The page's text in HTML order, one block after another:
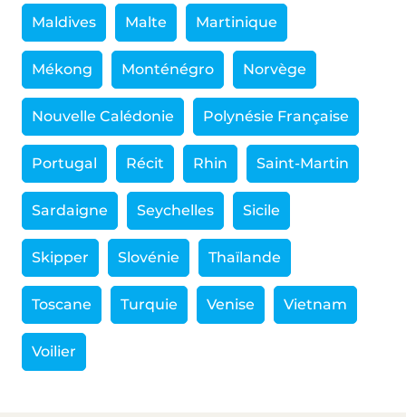
Maldives Malte Martinique
Mékong Monténégro Norvège
Nouvelle Calédonie Polynésie Française
Portugal Récit Rhin Saint-Martin
Sardaigne Seychelles Sicile
Skipper Slovénie Thaïlande
Toscane Turquie Venise Vietnam
Voilier